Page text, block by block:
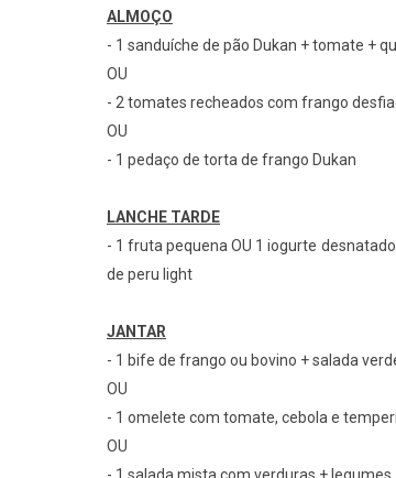
ALMOÇO
- 1 sanduíche de pão Dukan + tomate +
OU
- 2 tomates recheados com frango
OU
- 1 pedaço de torta de frango Dukan
LANCHE TARDE
- 1 fruta pequena OU 1 iogurte
de peru light
JANTAR
- 1 bife de frango ou bovino + salada
OU
- 1 omelete com tomate, cebola e
OU